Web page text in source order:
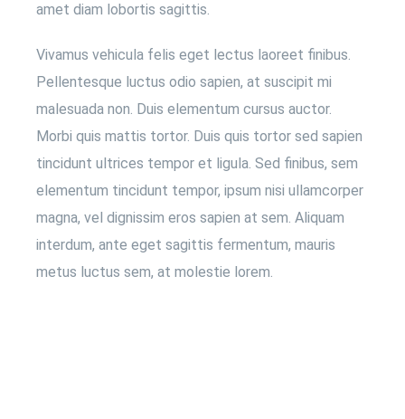
amet diam lobortis sagittis.
Vivamus vehicula felis eget lectus laoreet finibus.
Pellentesque luctus odio sapien, at suscipit mi
malesuada non. Duis elementum cursus auctor.
Morbi quis mattis tortor. Duis quis tortor sed sapien
tincidunt ultrices tempor et ligula. Sed finibus, sem
elementum tincidunt tempor, ipsum nisi ullamcorper
magna, vel dignissim eros sapien at sem. Aliquam
interdum, ante eget sagittis fermentum, mauris
metus luctus sem, at molestie lorem.